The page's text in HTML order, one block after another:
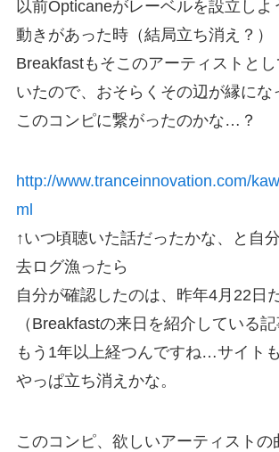
以前Opticaneがレーベルを設立しよ
動きがあった時（結局立ち消え？）
Breakfastもそこのアーティストと
いたので、おそらくその辺が縁にな
このコンピに繋がったのかな…？
http://www.tranceinnovation.com/
ml
↑いつ頃聴いた話だったかな、と自
去ログ漁ったら
自分が確認したのは、昨年4月22日
（Breakfastの来日を紹介している記
もう1年以上経つんですね…サイトも
やっぱ立ち消えかな。
このコンピ、欲しいアーティストの